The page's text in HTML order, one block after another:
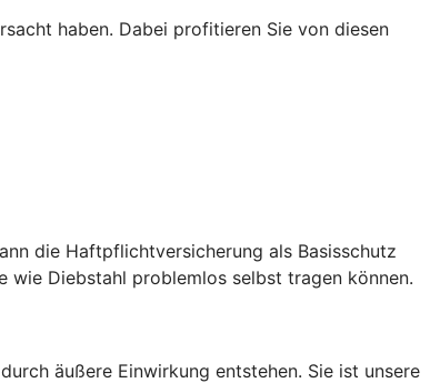
haben. Dabei profitieren Sie von diesen
die Haftpflichtversicherung als Basisschutz
wie Diebstahl problemlos selbst tragen können.
äußere Einwirkung entstehen. Sie ist unsere